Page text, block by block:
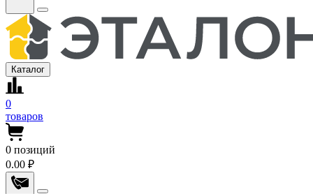
Каталог
0
товаров
0 позиций
0.00 ₽